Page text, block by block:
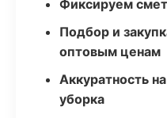
Фиксируем
Подбор и
оптовым ценам
Аккуратность
уборка